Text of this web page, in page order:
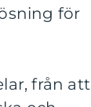
för
från att